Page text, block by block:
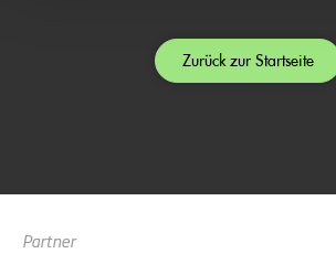
Zurück zur Startseite
Partner